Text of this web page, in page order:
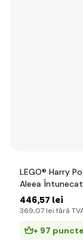
LEGO® Harry
Aleea
446,57 lei
369,07 lei fără
+ 97 puncte